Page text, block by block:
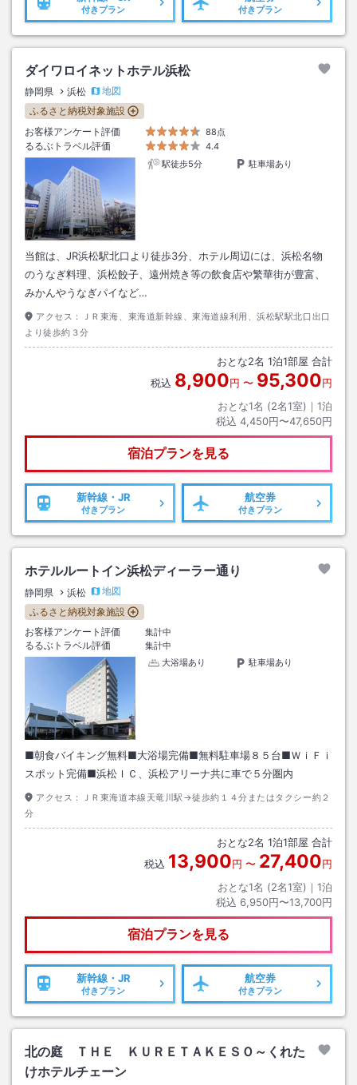
付きプラン 付きプラン
ダイワロイネットホテル浜松
静岡県 浜松
地図
ふるさと納税対象施設
お客様アンケート評価
88点
るるぶトラベル評価
4.4
駅徒歩5分
駐車場あり
当館は、JR浜松駅北口より徒歩3分、ホテル周辺には、浜松名物
のうなぎ料理、浜松餃子、遠州焼き等の飲食店や繁華街が豊富、
みかんやうなぎパイなど…
アクセス：
ＪＲ東海、東海道新幹線、東海道線利用、浜松駅駅北口出口
より徒歩約３分
おとな2名 1泊1部屋 合計
税込 8,900円 〜 95,300円
おとな1名 (2名1室)｜ 1泊
税込 4,450円〜47,650円
宿泊プランを見る
新幹線・JR
付きプラン
航空券
付きプラン
ホテルルートイン浜松ディーラー通り
静岡県 浜松
地図
ふるさと納税対象施設
お客様アンケート評価
集計中
るるぶトラベル評価
集計中
大浴場あり
駐車場あり
■朝食バイキング無料■大浴場完備■無料駐車場８５台■ＷｉＦｉ
スポット完備■浜松ＩＣ、浜松アリーナ共に車で５分圏内
アクセス：
ＪＲ東海道本線天竜川駅→徒歩約１４分またはタクシー約２
分
おとな2名 1泊1部屋 合計
税込 13,900円 〜 27,400円
おとな1名 (2名1室)｜ 1泊
税込 6,950円〜13,700円
宿泊プランを見る
新幹線・JR
付きプラン
航空券
付きプラン
北の庭 ＴＨＥ ＫＵＲＥＴＡＫＥＳＯ～くれた
けホテルチェーン